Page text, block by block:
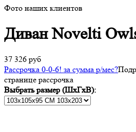
Фото наших клиентов
Диван Novelti
37 326 руб
Рассрочка 0-0-6! за сумма р/мес?
странице рассрочка
Выбрать размер (ШхГхВ):